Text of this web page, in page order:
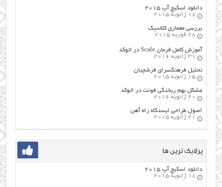
دانلود اسکیچ آپ ۲۰۱۵
18 ژانویه 2015
بررسی معماری کلاسیک
28 فوریه 2015
آموزش کامل فرمان Scale در اتوکد
31 ژانویه 2016
تحلیل فرهنگسرای فرشچیان
15 ژانویه 2015
مشکل بهم ریختگی فونت در اتوکد
20 ژانویه 2016
اصول طراحي ایستگاه راه آهن
21 ژانویه 2015
پرلایک ترین ها
دانلود اسکیچ آپ ۲۰۱۵
18 ژانویه 2015